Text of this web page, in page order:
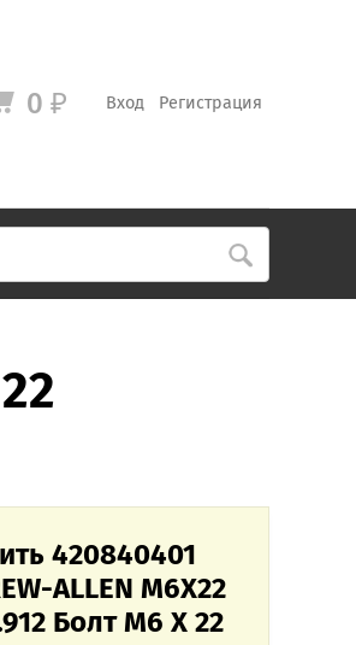
Вход Регистрация
0 ₽
420840401
ALLEN M6X22
Болт M6 X 22